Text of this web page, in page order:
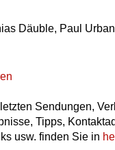
Däuble, Paul
Sendungen,
Tipps,
usw. finden Sie in